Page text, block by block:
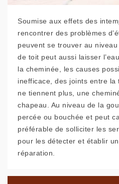
Soumise aux effets des
rencontrer des problèmes
peuvent se trouver au
de toit peut aussi laisser
la cheminée, les causes
inefficace, des joints entre
ne tiennent plus, une
chapeau. Au niveau de la
percée ou bouchée et peut
préférable de solliciter les
pour les détecter et établir
réparation.